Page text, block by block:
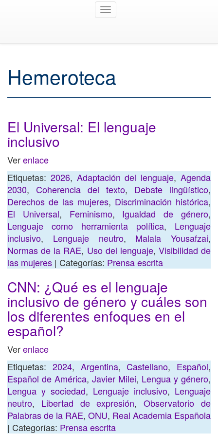
Toggle
Hemeroteca
El Universal: El lenguaje
inclusivo
Verenlace
Etiquetas: 2026, Adaptación del lenguaje,Agenda
2030, Coherencia del texto, Debate lingüístico,
Derechos de las mujeres, Discriminación histórica,
El Universal, Feminismo, Igualdad de género,
Lenguaje como herramienta política, Lenguaje
inclusivo, Lenguaje neutro, Malala Yousafzai,
Normas de la RAE, Uso del lenguaje, Visibilidad de
las mujeres | Categorías: Prensa escrita
CNN: ¿Qué es el lenguaje
inclusivo de género y cuáles son
los diferentes enfoques en el
español?
Verenlace
Etiquetas: 2024, Argentina,Castellano, Español,
Español de América, Javier Milei, Lengua y género,
Lengua y sociedad, Lenguaje inclusivo, Lenguaje
neutro, Libertad de expresión,Observatorio de
Palabras de la RAE, ONU, Real Academia Española
| Categorías: Prensa escrita